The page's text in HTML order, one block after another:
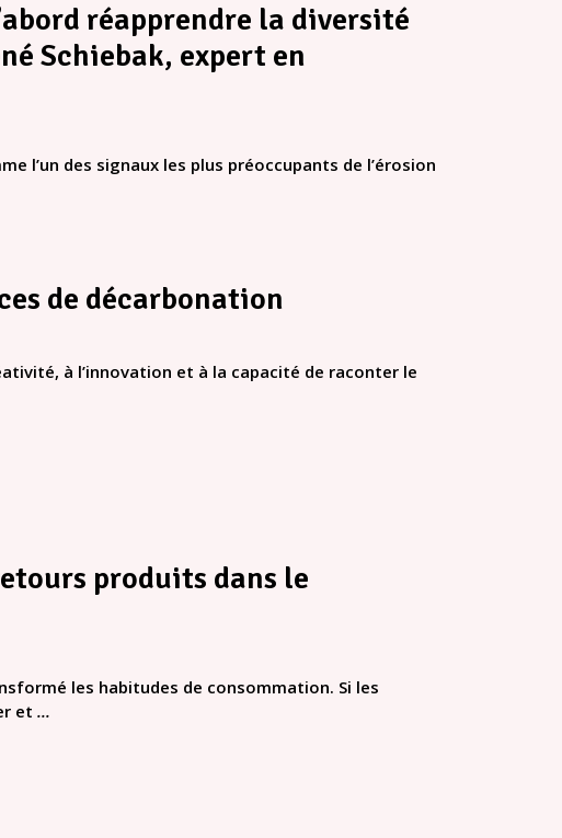
réapprendre la diversité
Schiebak, expert en
l’un des signaux les plus préoccupants de l’érosion
de décarbonation
à l’innovation et à la capacité de raconter le
produits dans le
les habitudes de consommation. Si les
et ...